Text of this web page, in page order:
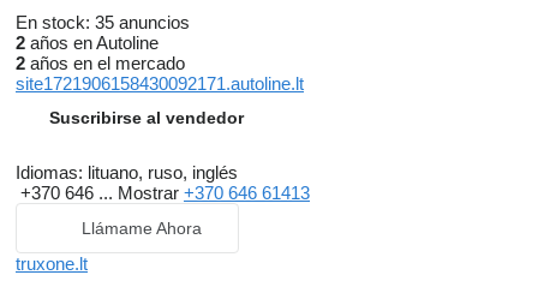
En stock: 35 anuncios
2 años en Autoline
2 años en el mercado
site1721906158430092171.autoline.lt
Suscribirse al vendedor
Idiomas: lituano, ruso, inglés
+370 646 ... Mostrar +370 646 61413
Llámame Ahora
truxone.lt